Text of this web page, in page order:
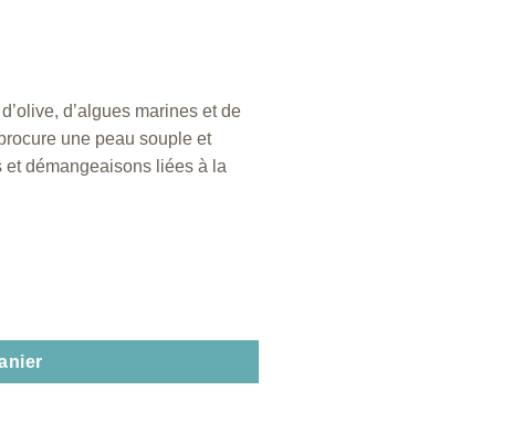
d’algues marines et de
une peau souple et
démangeaisons liées à la
et algues marines